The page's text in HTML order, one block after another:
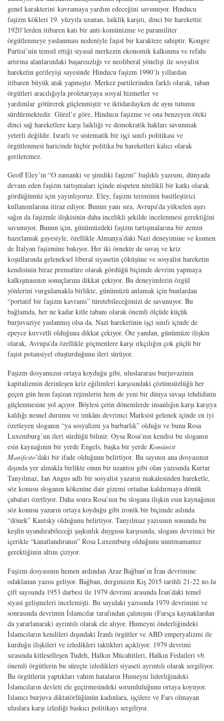
genel karakterini kavramaya yardım edeceğini savunuyor. Hinducu
faşizm kökleri 19. yüzyıla uzanan, laiklik karşıtı, dinci bir harekettir.
1920’lerden itibaren katı bir anti-komünizme ve paramiliter
örgütlenmeye yaslanması nedeniyle faşist bir karaktere sahiptir. Kongre
Partisi’nin temsil ettiği siyasal merkezin ekonomik kalkınma ve refahı
artırma alanlarındaki başarısızlığı ve neoliberal yönelişi ile sosyalist
hareketin gerileyişi sayesinde Hinducu faşizm 1990’lı yıllardan
itibaren büyük atak yapmıştır. Merkez partilerinden farklı olarak, taban
örgütleri aracılığıyla proletaryaya sosyal hizmetler ve
yardımlar götürerek güçlenmiştir ve iktidardayken de aynı tutumu
sürdürmektedir. Gürel’e göre, Hinducu faşizme ve ona benzeyen öteki
dinci sağ hareketlere karşı laikliği ve demokratik hakları savunmak
yeterli değildir. Israrlı ve sistematik bir işçi sınıfı politikası ve
örgütlenmesi haricinde hiçbir politika bu hareketleri kalıcı olarak
geriletemez.
Geoff Eley’in “O zamanki ve şimdiki faşizm” başlıklı yazısını, dünyada
devam eden faşizm tartışmaları içinde nispeten nitelikli bir katkı olarak
gördüğümüz için yayınlıyoruz. Eley, faşizm teriminin basitleştirici
kullanımlarına itiraz ediyor. Bunun yanı sıra, Avrupa’da yükselen aşırı
sağın da faşizmle ilişkisinin daha incelikli şekilde incelenmesi gerektiğini
savunuyor. Bunun için, günümüzdeki faşizm tartışmalarına bir zemin
hazırlamak gayesiyle, özellikle Almanya’daki Nazi deneyimine ve kısmen
de İtalyan faşizmine bakıyor. Her iki örnekte de savaş ve kriz
koşullarında geleneksel liberal siyasetin çöküşüne ve sosyalist hareketin
kendisinin biraz prematüre olarak gördüğü biçimde devrim yapmaya
kalkışmasının sonuçlarına dikkat çekiyor. Bu deneyimlerin özgül
yönlerini vurgulamakla birlikte, günümüzü anlamak için bunlardan
“portatif bir faşizm kavramı” türetebileceğimizi de savunuyor. Bu
bağlamda, her ne kadar kitle tabanı olarak önemli ölçüde küçük
burjuvaziye yaslanmış olsa da, Nazi hareketinin işçi sınıfı içinde de
epeyce kuvvetli olduğuna dikkat çekiyor. Öte yandan, günümüze ilişkin
olarak, Avrupa’da özellikle göçmenlere karşı ırkçılığın çok güçlü bir
faşist potansiyel oluşturduğunu ileri sürüyor.
Faşizm dosyamızın ortaya koyduğu gibi, uluslararası burjuvazinin
kapitalizmin derinleşen kriz eğilimleri karşısındaki çözümsüzlüğü her
geçen gün hem faşizan rejimlerin hem de yeni bir dünya savaşı tehdidinin
güçlenmesine yol açıyor. Böylesi çetin dönemlerde insanlığın karşı karşıya
kaldığı nesnel durumu ve imkânı devrimci Marksist gelenek içinde en iyi
özetleyen sloganın “ya sosyalizm ya barbarlık” olduğu ve bunu Rosa
Luxemburg’un ileri sürdüğü bilinir. Oysa Rosa’nın kendisi bu sloganın
esin kaynağının bir yerde Engels, başka bir yerde Komünist
Manifesto’daki bir ifade olduğunu belirtiyor. Bu sayının ana dosyasının
dışında yer almakla birlikte onun bir uzantısı gibi olan yazısında Kurtar
Tanyılmaz, Ian Angus adlı bir sosyalist yazarın makalesinden hareketle,
söz konusu sloganın kökenine dair gizemi ortadan kaldırmaya dönük
çabaları özetliyor. Daha sonra Rosa’nın bu slogana ilişkin esin kaynağının
söz konusu yazarın ortaya koyduğu gibi ironik bir biçimde aslında
“dönek” Kautsky olduğunu belirtiyor. Tanyılmaz yazısının sonunda bu
keşfin uyandırabileceği şaşkınlık duygusu karşısında, sloganı devrimci bir
içerikle “kanatlandıranın” Rosa Luxemburg olduğunu unutmamamız
gerektiğinin altını çiziyor.
Faşizm dosyasının hemen ardından Araz Bağban’ın İran devrimine
odaklanan yazısı geliyor. Bağban, dergimizin Kış 2015 tarihli 21-22 no.lu
çift sayısında 1953 darbesi ile 1979 devrimi arasında İran’daki temel
siyasi gelişmeleri incelemişti. Bu sayıdaki yazısında 1979 devrimini ve
sonrasında devrimin İslamcılar tarafından çalınışını (Farsça kaynaklardan
da yararlanarak) ayrıntılı olarak ele alıyor. Humeyni önderliğindeki
İslamcıların kendileri dışındaki İranlı örgütler ve ABD emperyalizmi ile
kurduğu ilişkileri ve izledikleri taktikleri açıklıyor. 1979 devrimi
sırasında kitleselleşen Tudeh, Halkın Mücahitleri, Halkın Fedaileri vb.
önemli örgütlerin bu süreçte izledikleri siyaseti ayrıntılı olarak sergiliyor.
Bu örgütlerin yaptıkları vahim hataların Humeyni liderliğindeki
İslamcıların devleti ele geçirmesindeki sorumluluğunu ortaya koyuyor.
İslamcı burjuva diktatörlüğünün kadınlara, işçilere ve Fars olmayan
uluslara karşı izlediği baskıcı politikayı sergiliyor.